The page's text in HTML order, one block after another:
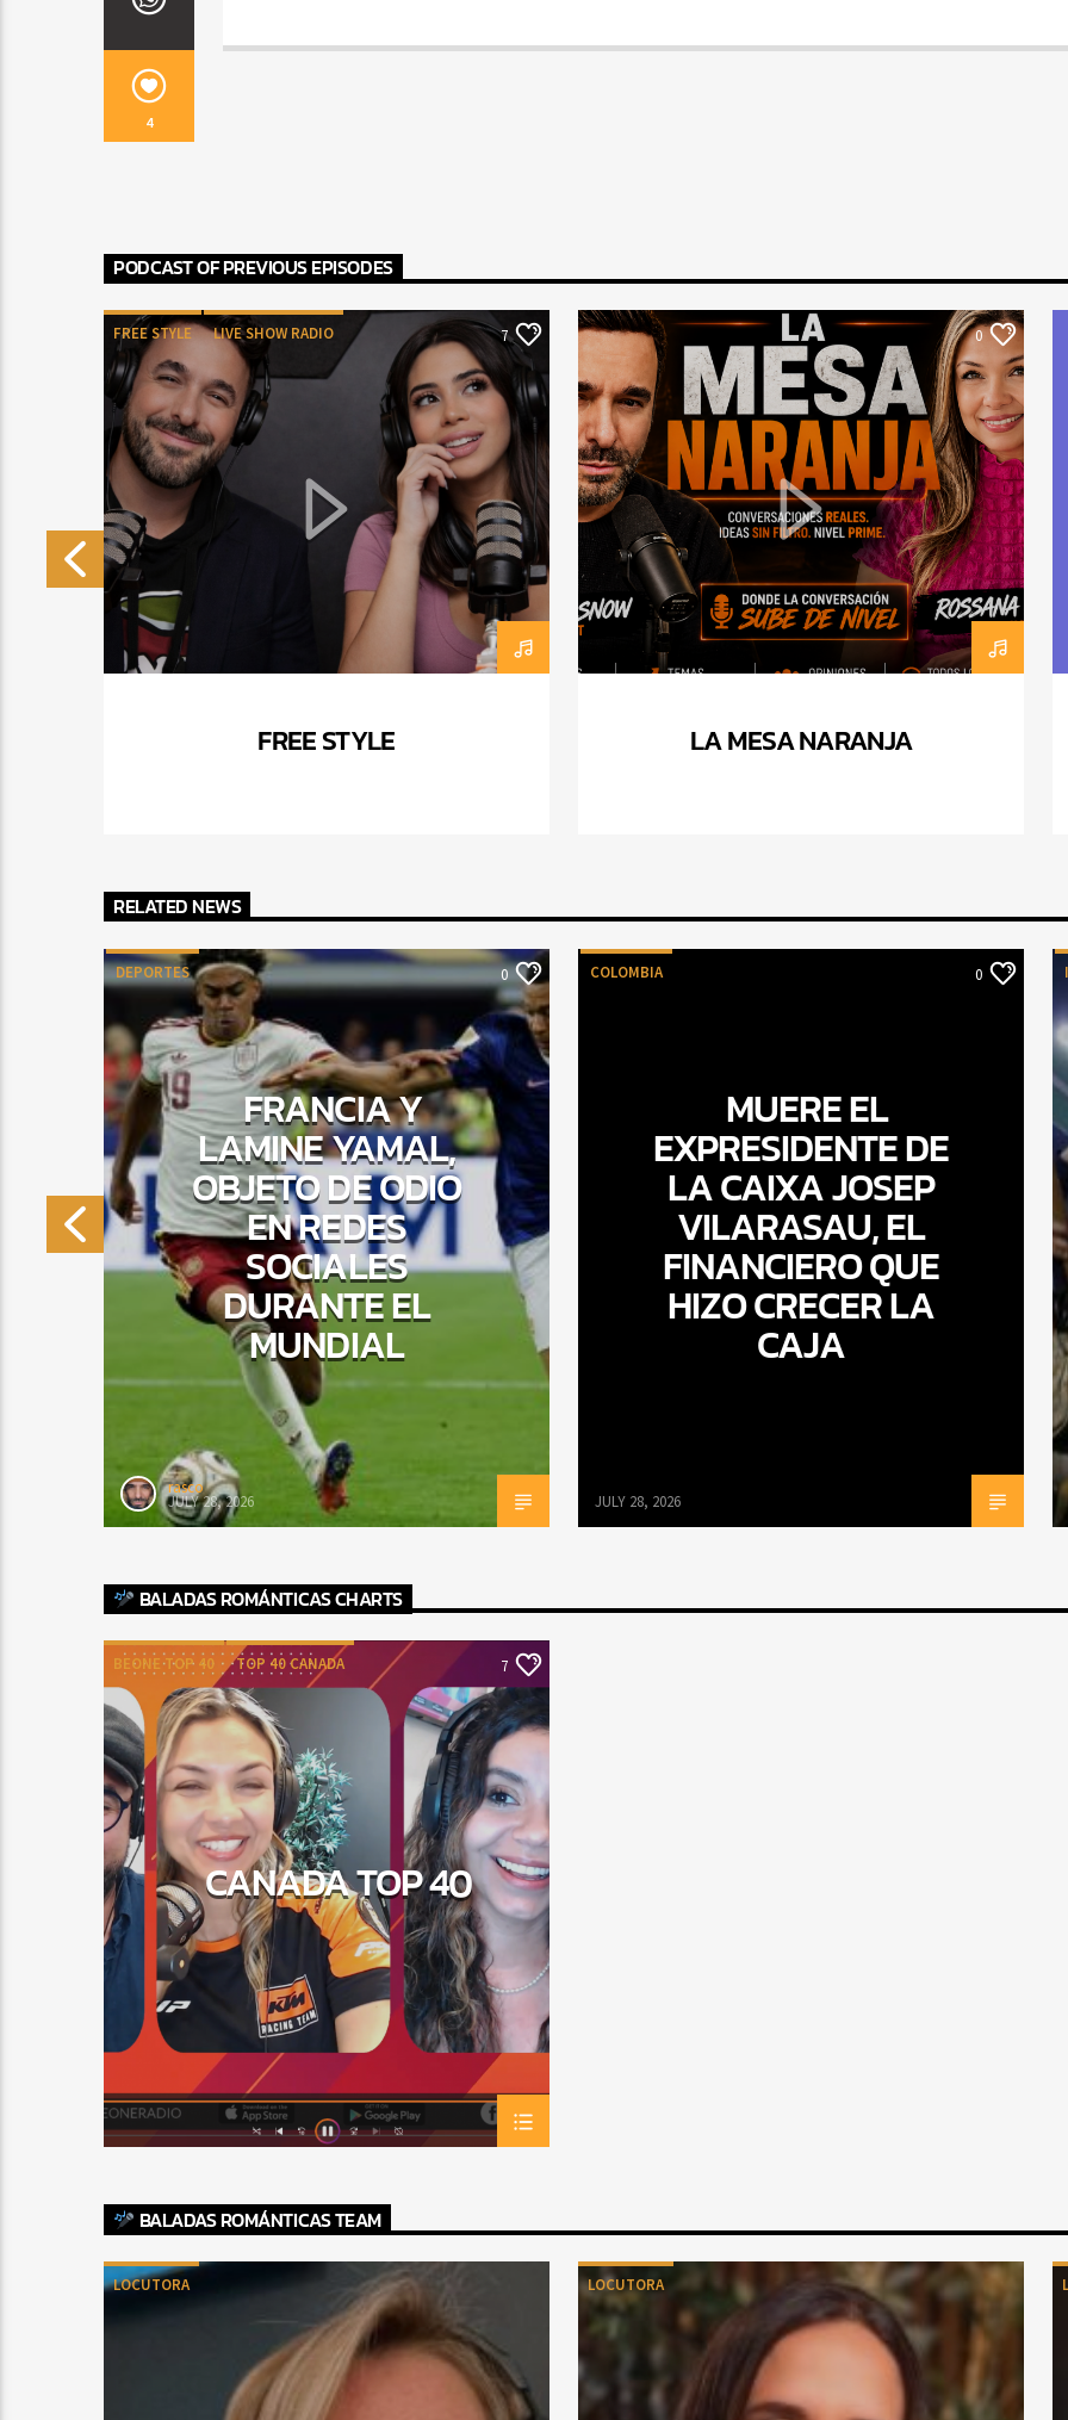
4
PODCAST OF PREVIOUS EPISODES
FREE STYLE LIVE SHOW RADIO 7
FREE STYLE
0
LA MESA NARANJA
RELATED NEWS
DEPORTES 0
FRANCIA Y
LAMINE YAMAL,
OBJETO DE ODIO
EN REDES
SOCIALES
DURANTE EL
MUNDIAL
rasco
JULY 28, 2026
COLOMBIA 0
MUERE EL
EXPRESIDENTE DE
LA CAIXA JOSEP
VILARASAU, EL
FINANCIERO QUE
HIZO CRECER LA
CAJA
JULY 28, 2026
BALADAS ROMÁNTICAS CHARTS
BEONE TOP 40 TOP 40 CANADA 7
CANADA TOP 40
BALADAS ROMÁNTICAS TEAM
LOCUTORA LOCUTORA